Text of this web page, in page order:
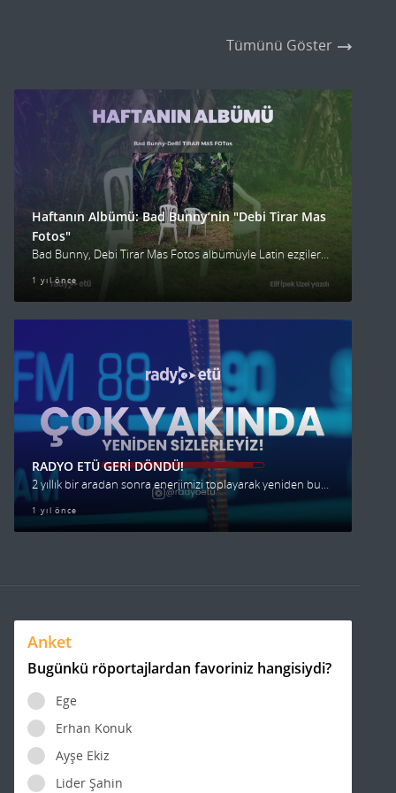
Tümünü Göster
Haftanın Albümü: Bad Bunny’nin "Debi Tirar Mas
Fotos"
Bad Bunny, Debi Tirar Mas Fotos albümüyle Latin ezgilerini ve duygusal temaları harmanlıyor. Hareketli başlayıp sakin bir tona geçen albüm, aşkın farklı evrelerini yansıtıyor.
1 yıl önce
RADYO ETÜ GERİ DÖNDÜ!
2 yıllık bir aradan sonra enerjimizi toplayarak yeniden buradayız!
1 yıl önce
Anket
Bugünkü röportajlardan favoriniz hangisiydi?
Ege
Erhan Konuk
Ayşe Ekiz
Lider Şahin